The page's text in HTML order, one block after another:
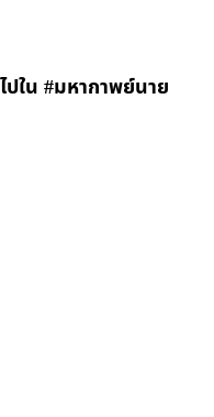
ใน #มหากาพย์นาย